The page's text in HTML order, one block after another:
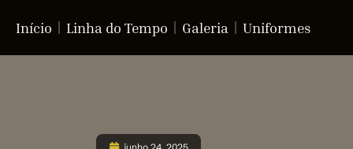
Início Linha do Tempo Galeria Uniformes